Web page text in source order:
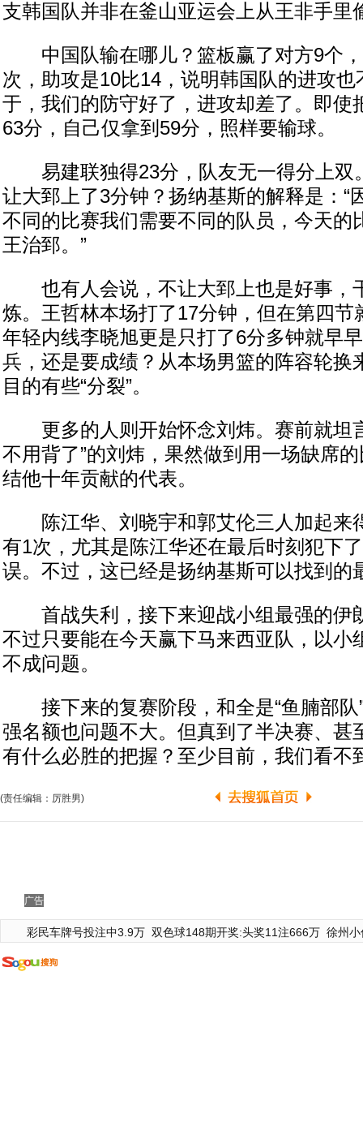
支韩国队并非在釜山亚运会上从王非手里
中国队输在哪儿？篮板赢了对方9个，
次，助攻是10比14，说明韩国队的进攻
于，我们的防守好了，进攻却差了。即使
63分，自己仅拿到59分，照样要输球。
易建联独得23分，队友无一得分上双
让大郅上了3分钟？扬纳基斯的解释是：“
不同的比赛我们需要不同的队员，今天的
王治郅。”
也有人会说，不让大郅上也是好事，
炼。王哲林本场打了17分钟，但在第四节
年轻内线李晓旭更是只打了6分多钟就早
兵，还是要成绩？从本场男篮的阵容轮换
目的有些“分裂”。
更多的人则开始怀念刘炜。赛前就坦
不用背了”的刘炜，果然做到用一场缺席
结他十年贡献的代表。
陈江华、刘晓宇和郭艾伦三人加起来
有1次，尤其是陈江华还在最后时刻犯下
误。不过，这已经是扬纳基斯可以找到的
首战失利，接下来迎战小组最强的伊
不过只要能在今天赢下马来西亚队，以小
不成问题。
接下来的复赛阶段，和全是“鱼腩部队
强名额也问题不大。但真到了半决赛、甚
有什么必胜的把握？至少目前，我们看不
(责任编辑：厉胜男)
广告
彩民车牌号投注中3.9万 双色球148期开奖:头奖11注666万 徐州